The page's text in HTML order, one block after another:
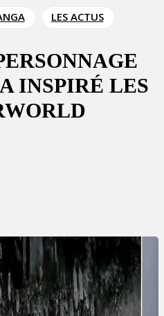
LES ACTUS
INSPIRÉ LES